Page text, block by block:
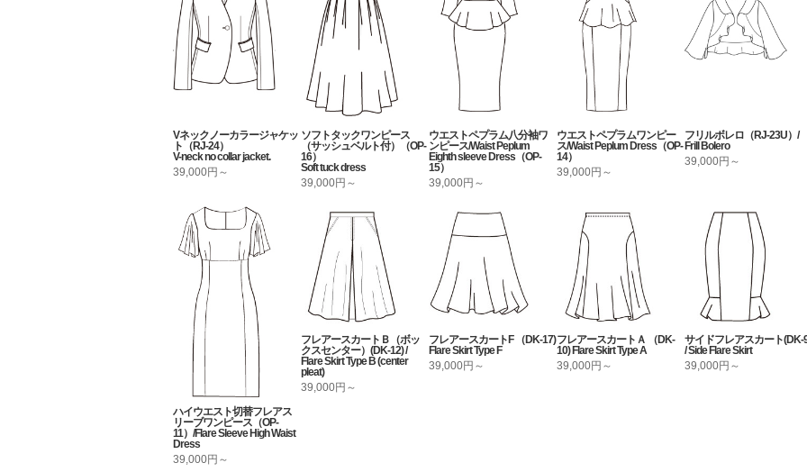
Vネックノーカラージャケッ
ト（RJ-24）
V-neck no collar jacket.
39,000円～
ソフトタックワンピース
（サッシュベルト付）（OP-
16）
Soft tuck dress
39,000円～
ウエストペプラム八分袖ワ
ンピース/Waist Peplum
Eighth sleeve Dress（OP-
15）
39,000円～
ウエストペプラムワンピー
ス/Waist Peplum Dress（OP-
14）
39,000円～
フリルボレロ（RJ-23U）/
Frill Bolero
39,000円～
ハイウエスト切替フレアス
リーブワンピース（OP-
11）/Flare Sleeve High Waist
Dress
39,000円～
フレアースカートＢ（ボッ
クスセンター）(DK-12) /
Flare Skirt Type B (center
pleat)
39,000円～
フレアースカートF （DK-17)
Flare Skirt Type F
39,000円～
フレアースカートＡ （DK-
10) Flare Skirt Type A
39,000円～
サイドフレアスカート(DK-
/ Side Flare Skirt
39,000円～